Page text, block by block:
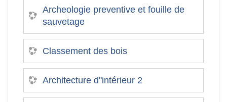
Archeologie preventive et fouille de
sauvetage
Classement des bois
Architecture d''intérieur 2